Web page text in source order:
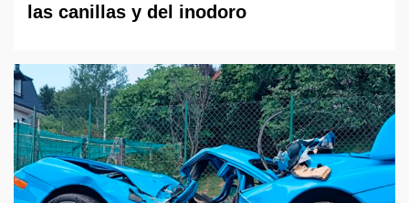
las canillas y del inodoro